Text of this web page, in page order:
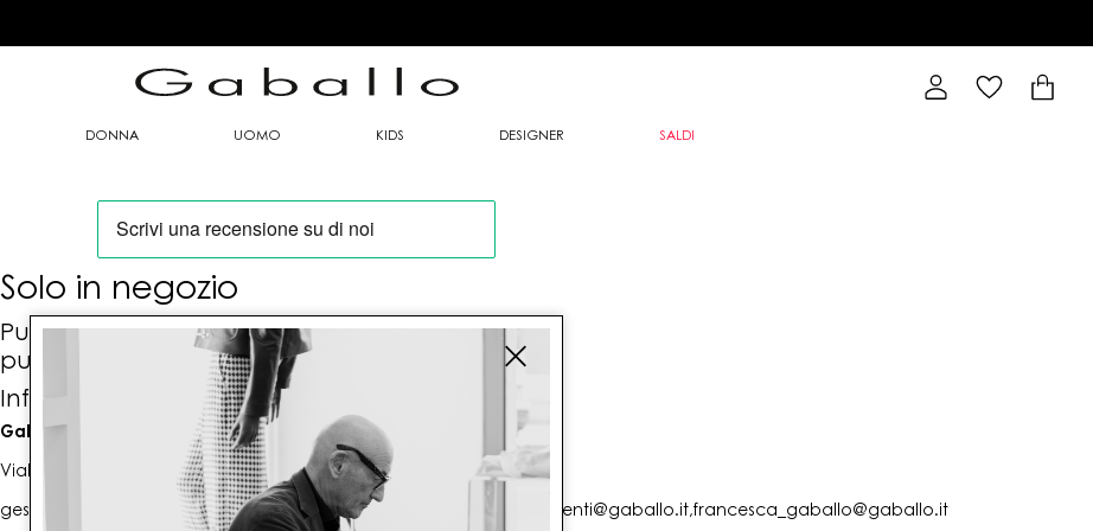
DONNA UOMO KIDS DESIGNER SALDI
Solo in negozio
Puoi trovare questo articolo solo presso i nostri
punti vendita:
Info contatti
Gaballo Mario srl
Viale G. Matteotti n. 23 00053 Civitavecchia (RM)
gestioneordini@gaballo.it,customercare@sellmasters.it,assistenzaclienti@gaballo.it,francesca_gaballo@gaballo.it